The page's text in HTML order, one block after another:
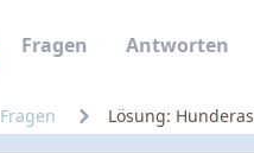
Fragen Antworten
Fragen Lösung: